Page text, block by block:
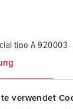
verwendet
tipo A 920003